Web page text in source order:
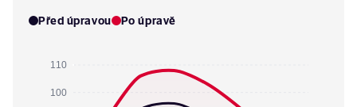
Před úpravou Po úpravě
110
100